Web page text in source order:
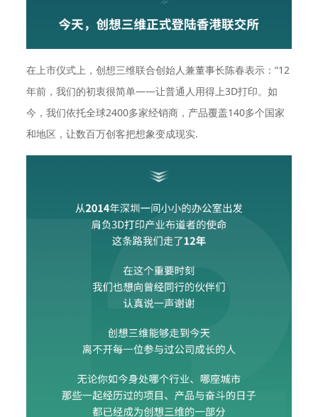
在上市仪式上，创想三维联合创始人兼董事长陈春表示：“12
年前，我们的初衷很简单——让普通人用得上3D打印。如
今，我们依托全球2400多家经销商，产品覆盖140多个国家
和地区，让数百万创客把想象变成现实.